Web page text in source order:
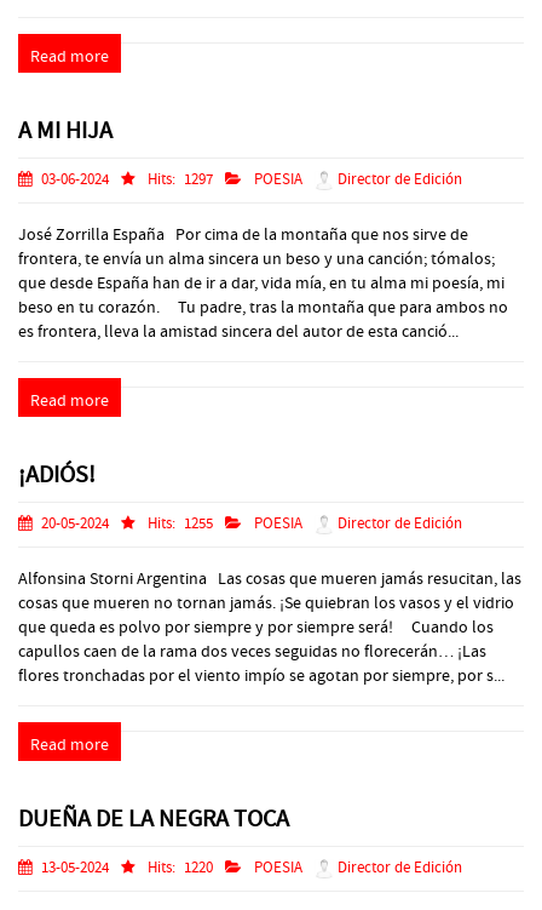
Read more
A MI HIJA
03-06-2024 Hits: 1297 POESIA Director de Edición
José Zorrilla España Por cima de la montaña que nos sirve de
frontera, te envía un alma sincera un beso y una canción; tómalos;
que desde España han de ir a dar, vida mía, en tu alma mi poesía, mi
beso en tu corazón. Tu padre, tras la montaña que para ambos no
es frontera, lleva la amistad sincera del autor de esta canció...
Read more
¡ADIÓS!
20-05-2024 Hits: 1255 POESIA Director de Edición
Alfonsina Storni Argentina Las cosas que mueren jamás resucitan, las
cosas que mueren no tornan jamás. ¡Se quiebran los vasos y el vidrio
que queda es polvo por siempre y por siempre será! Cuando los
capullos caen de la rama dos veces seguidas no florecerán… ¡Las
flores tronchadas por el viento impío se agotan por siempre, por s...
Read more
DUEÑA DE LA NEGRA TOCA
13-05-2024 Hits: 1220 POESIA Director de Edición